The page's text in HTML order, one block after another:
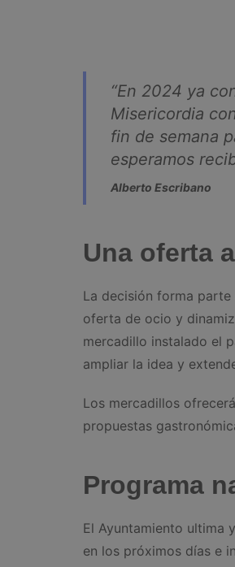
“En 2024 ya
Misericordia
fin de semana
esperamos
Alberto Escribano
Una oferta
La decisión forma
oferta de ocio y
mercadillo instalado el
ampliar la idea y
Los mercadillos
propuestas
Programa
El Ayuntamiento ultima
en los próximos días e